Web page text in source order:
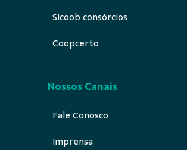
Sicoob consórcios
Coopcerto
Nossos Canais
Fale Conosco
Imprensa